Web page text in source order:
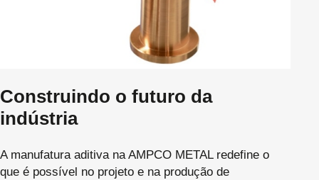
Construindo o futuro da
indústria
A manufatura aditiva na AMPCO METAL redefine o
que é possível no projeto e na produção de